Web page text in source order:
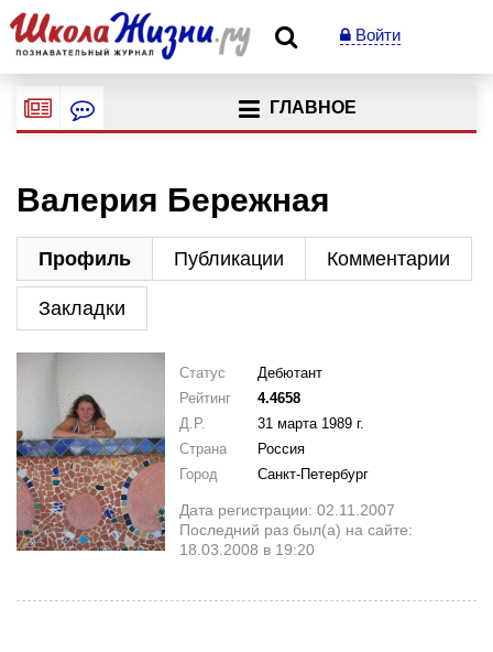
Войти
ГЛАВНОЕ
Валерия Бережная
Профиль Публикации Комментарии
Закладки
Статус
Дебютант
Рейтинг
4.4658
Д.Р.
31 марта 1989 г.
Страна
Россия
Город
Санкт-Петербург
Дата регистрации: 02.11.2007
Последний раз был(а) на сайте:
18.03.2008 в 19:20